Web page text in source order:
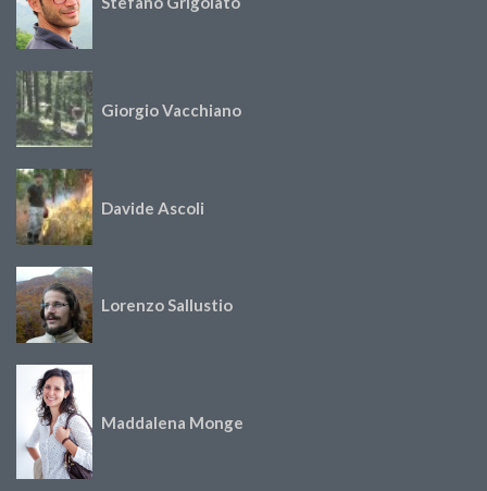
Giorgio Vacchiano
Davide Ascoli
Lorenzo Sallustio
Maddalena Monge